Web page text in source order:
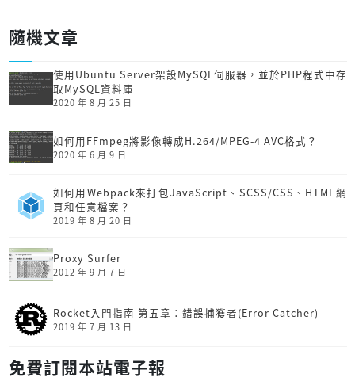
隨機文章
使用Ubuntu Server架設MySQL伺服器，並於PHP程式中存
取MySQL資料庫
2020 年 8 月 25 日
如何用FFmpeg將影像轉成H.264/MPEG-4 AVC格式？
2020 年 6 月 9 日
如何用Webpack來打包JavaScript、SCSS/CSS、HTML網
頁和任意檔案？
2019 年 8 月 20 日
Proxy Surfer
2012 年 9 月 7 日
Rocket入門指南 第五章：錯誤捕獲者(Error Catcher)
2019 年 7 月 13 日
免費訂閱本站電子報